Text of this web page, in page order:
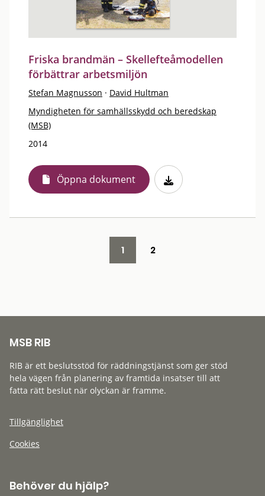
Friska brandmän – Skellefteåmodellen
förbättrar arbetsmiljön
Stefan Magnusson · David Hultman
Myndigheten för samhällsskydd och beredskap
(MSB)
2014
Öppna dokument
1 2
MSB RIB
RIB är ett beslutsstöd för räddningstjänst som ger stöd
hela vägen från planering av framtida insatser till att
fatta rätt beslut när olyckan är framme.
Tillgänglighet
Cookies
Behöver du hjälp?